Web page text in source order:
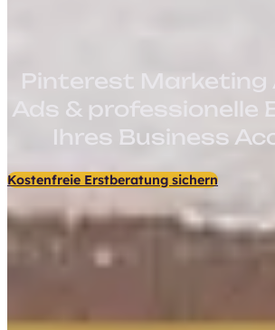
Pinterest Marketing
Ads & professionelle
Ihres Business
Kostenfreie Erstberatung sichern